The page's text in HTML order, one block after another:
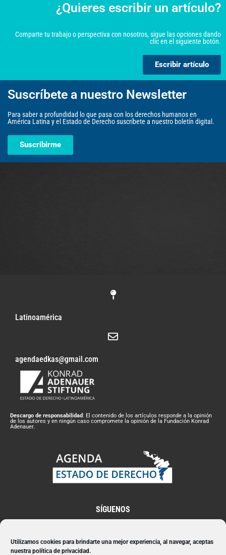
Utilizamos cookies para brindarte una mejor experiencia, al navegar, aceptas
nuestra política de privacidad.
¿Quieres escribir un artículo?
Comparte tu trabajo o perspectiva con nosotros, sigue las opciones dando
clic en el siguiente botón.
Escribir artículo
Suscríbete a nuestro Newsletter
Para saber a profundidad lo que pasa con los derechos humanos en
América Latina y el Estado de Derecho suscríbete a nuestro boletín digital.
Suscribirme
Latinoamérica
agendaedkas@gmail.com
Descargo de responsabilidad: El contenido de los artículos responde a la opinión
de los autores y en ningún caso compromete la opinión de la Fundación Konrad
Adenauer.
SÍGUENOS